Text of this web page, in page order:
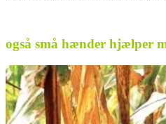
også små hænder hjælper